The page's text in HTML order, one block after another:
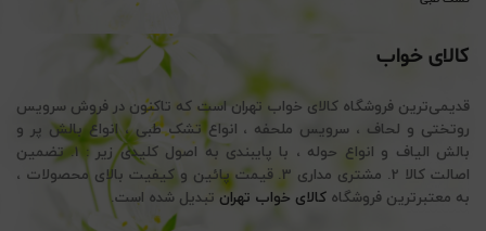
کالای خواب
قدیمی‌ترین فروشگاه کالای خواب تهران است که تاکنون در فروش سرویس
روتختی و لحاف ، سرویس ملحفه ، انواع تشک طبی ، انواع بالش پر و
بالش الیاف و انواع حوله ، با پایبندی به اصول کلیدی زیر : 1. تضمین
اصالت کالا 2. مشتری مداری 3. قیمت پائین و کیفیت بالای محصولات ،
به معتبرترین فروشگاه کالای خواب تهران تبدیل شده است.